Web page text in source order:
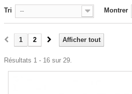
Tri -- Montrer
Afficher tout
1 2
Résultats 1 - 16 sur 29.